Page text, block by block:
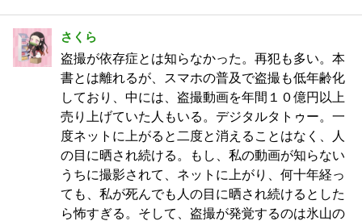
さくら
盗撮が依存症とは知らなかった。再犯も多い。本
書とは離れるが、スマホの普及で盗撮も低年齢化
しており、中には、盗撮動画を年間１０億円以上
売り上げていた人もいる。デジタルタトゥー。一
度ネットに上がると二度と消えることはなく、人
の目に晒され続ける。もし、私の動画が知らない
うちに撮影されて、ネットに上がり、何十年経っ
ても、私が死んでも人の目に晒され続けるとした
ら怖すぎる。そして、盗撮が発覚するのは氷山の